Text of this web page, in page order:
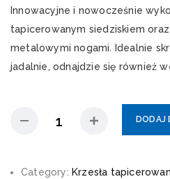
Innowacyjne i nowocześnie
tapicerowanym siedziskiem
metalowymi nogami. Idealnie
jadalnie, odnajdzie się również
DODAJ
Category: Krzesła